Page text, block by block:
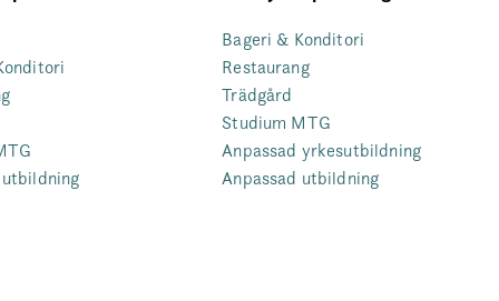
Bageri & Konditori
Restaurang
Trädgård
Studium MTG
Anpassad yrkesutbildning
Anpassad utbildning